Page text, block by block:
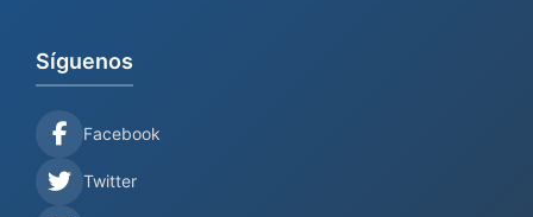
Síguenos
Facebook
Twitter